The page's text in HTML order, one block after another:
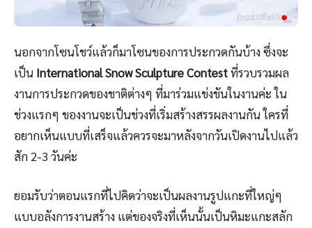
นอกจากโซนโชว์แล้วก็มาโซนของการประกวดกันบ้าง ซึ่งจะ
เป็น International Snow Sculpture Contestที่รวบรวมผล
งานการประกวดของชาติต่างๆ ที่มาร่วมแข่งขันในงานค่ะ ใน
ช่วงแรกๆ ของงานจะเป็นช่วงที่เริ่มสร้างสรรผลงานกัน ใครที่
อยากเห็นแบบที่เสร็จแล้วควรจะมาหลังจากวันเปิดงานไปแล้ว
สัก 2-3 วันค่ะ
ยอมรับว่าตอนแรกที่ไปคิดว่าจะเป็นผลงานรูปแกะที่ใหญ่ๆ
แบบอลังการงานสร้าง แต่ของจริงที่เห็นนั้นเป็นหิมะแกะสลัก